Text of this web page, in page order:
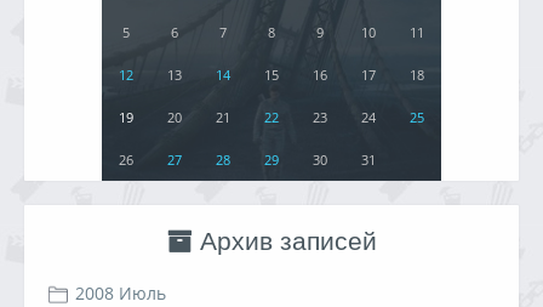
5 6 7 8 9 10 11
12 13 14 15 16 17 18
19 20 21 22 23 24 25
26 27 28 29 30 31
Архив записей
2008 Июль